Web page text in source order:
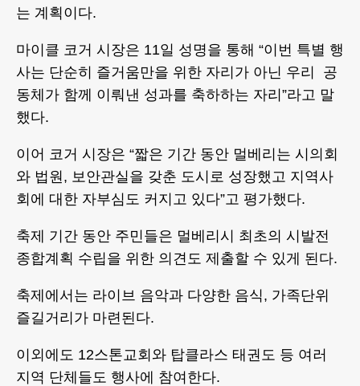
는 계획이다.
마이클 코거 시장은 11일 성명을 통해 “이번 특별 행
사는 단순히 즐거움만을 위한 자리가 아닌 우리 공
동체가 함께 이뤄낸 성과를 축하하는 자리”라고 말
했다.
이어 코거 시장은 “짧은 기간 동안 멀베리는 시의회
와 법원, 보안관실을 갖춘 도시로 성장했고 지역사
회에 대한 자부심도 커지고 있다”고 평가했다.
축제 기간 동안 주민들은 멀베리시 최초의 시발전
종합계획 수립을 위한 의견도 제출할 수 있게 된다.
축제에서는 라이브 음악과 다양한 음식, 가족단위
즐길거리가 마련된다.
이외에도 12스톤교회와 탑클라스 태권도 등 여러
지역 단체들도 행사에 참여한다.